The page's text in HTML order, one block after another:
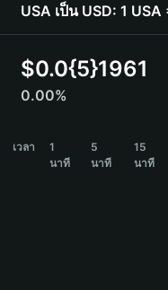
Bahasa Indonesia
ภาษาไทย
Español
Español (Argentina)
USA เป็น USD: 1 USA
$0.0{5}1961
0.00%
เวลา
1
นาที
5
นาที
15
นาที